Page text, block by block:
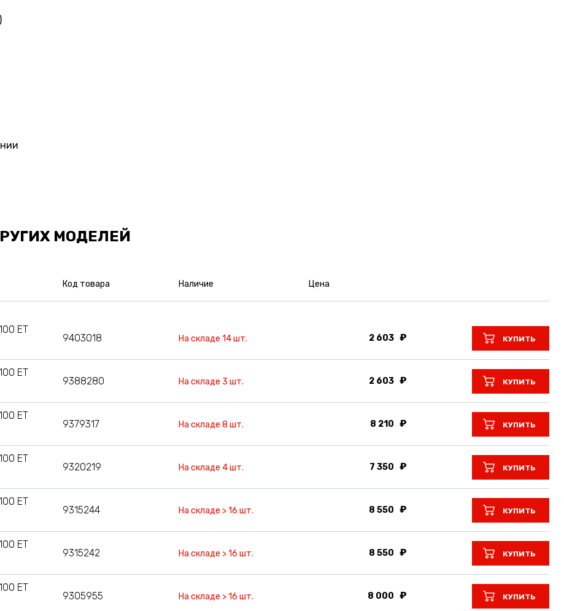
МОДЕЛЕЙ
Код товара Наличие Цена
ET
9403018 На складе 14 шт. 2 603 КУПИТЬ
ET
9388280 На складе 3 шт. 2 603 КУПИТЬ
ET
9379317 На складе 8 шт. 8 210 КУПИТЬ
ET
9320219 На складе 4 шт. 7 350 КУПИТЬ
ET
9315244 На складе > 16 шт. 8 550 КУПИТЬ
ET
9315242 На складе > 16 шт. 8 550 КУПИТЬ
ET
9305955 На складе > 16 шт. 8 000 КУПИТЬ